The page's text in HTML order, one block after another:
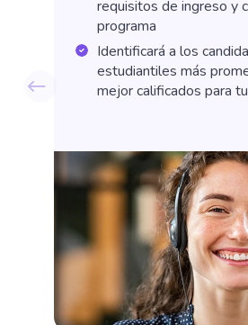
requisitos de ingreso y
programa
Identificará a los
estudiantiles más
mejor calificados para